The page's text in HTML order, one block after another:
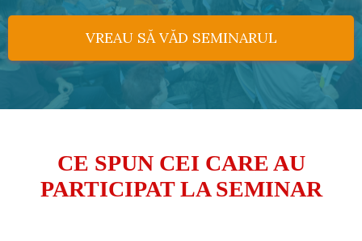
VREAU SĂ VĂD SEMINARUL
CE SPUN CEI CARE AU
PARTICIPAT LA SEMINAR